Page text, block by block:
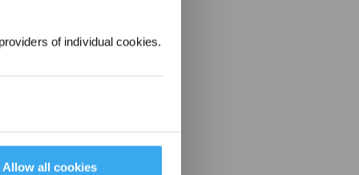
of individual cookies.
Allow all cookies